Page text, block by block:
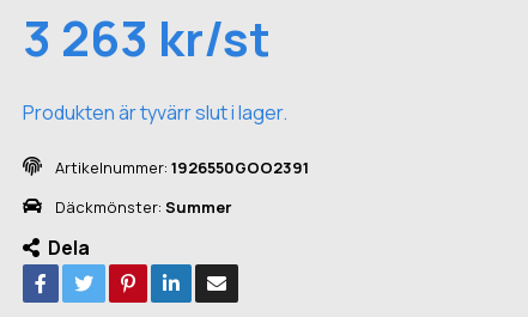
3 263 kr/st
Produkten är tyvärr slut i lager.
Artikelnummer: 1926550GOO2391
Däckmönster: Summer
Dela